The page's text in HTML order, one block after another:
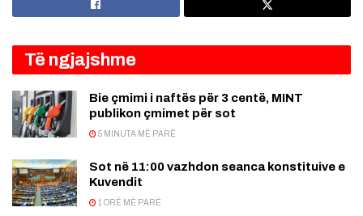
Të ngjajshme
Bie çmimi i naftës për 3 centë, MINT
publikon çmimet për sot
5 MINUTA MË PARË
Sot në 11:00 vazhdon seanca konstituive e
Kuvendit
1 ORË MË PARË